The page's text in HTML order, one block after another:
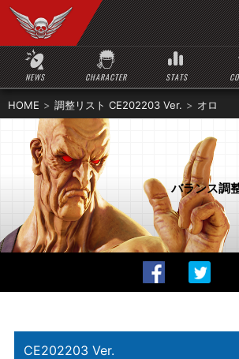
NEWS CHARACTER STATS
HOME 調整リスト CE202203 Ver. オロ
バランス調
CE202203 Ver.